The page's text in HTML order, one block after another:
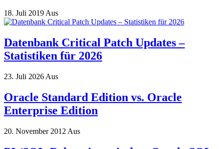
18. Juli 2019 Aus
Datenbank Critical Patch Updates –
Statistiken für 2026
23. Juli 2026 Aus
Oracle Standard Edition vs. Oracle
Enterprise Edition
20. November 2012 Aus